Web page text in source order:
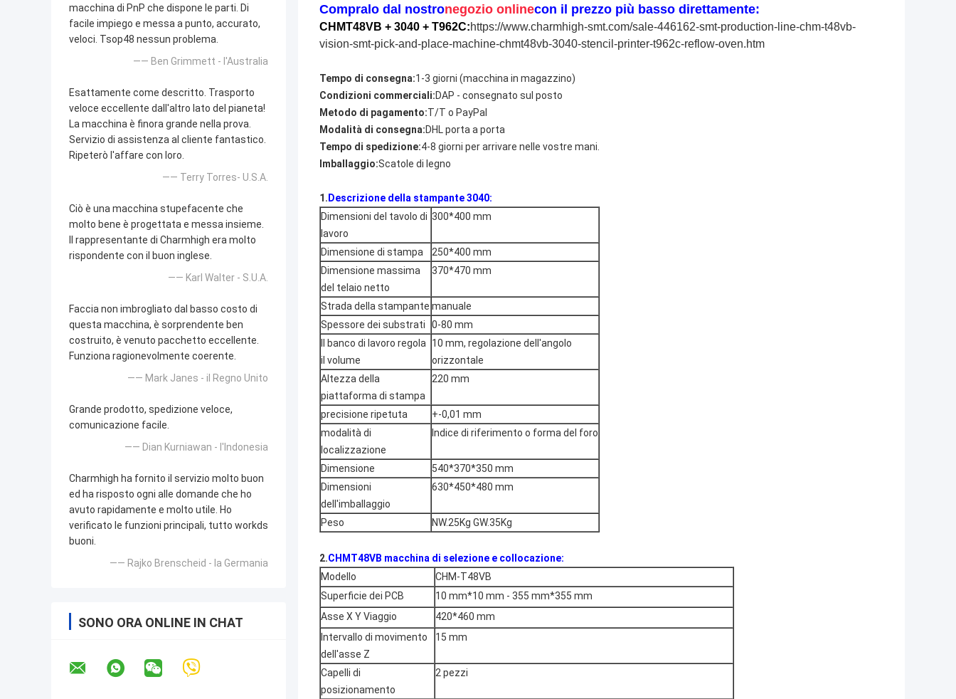
macchina di PnP che dispone le parti. Di
facile impiego e messa a punto, accurato,
veloci. Tsop48 nessun problema.
—— Ben Grimmett - l'Australia
Esattamente come descritto. Trasporto
veloce eccellente dall'altro lato del pianeta!
La macchina è finora grande nella prova.
Servizio di assistenza al cliente fantastico.
Ripeterò l'affare con loro.
—— Terry Torres- U.S.A.
Ciò è una macchina stupefacente che
molto bene è progettata e messa insieme.
Il rappresentante di Charmhigh era molto
rispondente con il buon inglese.
—— Karl Walter - S.U.A.
Faccia non imbrogliato dal basso costo di
questa macchina, è sorprendente ben
costruito, è venuto pacchetto eccellente.
Funziona ragionevolmente coerente.
—— Mark Janes - il Regno Unito
Grande prodotto, spedizione veloce,
comunicazione facile.
—— Dian Kurniawan - l'Indonesia
Charmhigh ha fornito il servizio molto buon
ed ha risposto ogni alle domande che ho
avuto rapidamente e molto utile. Ho
verificato le funzioni principali, tutto workds
buoni.
—— Rajko Brenscheid - la Germania
SONO ORA ONLINE IN CHAT
Compralo dal nostronegozio onlinecon il prezzo più basso direttamente:
CHMT48VB + 3040 + T962C:https://www.charmhigh-smt.com/sale-446162-smt-production-line-chm-t48vb-
vision-smt-pick-and-place-machine-chmt48vb-3040-stencil-printer-t962c-reflow-oven.htm
Tempo di consegna:1-3 giorni (macchina in magazzino)
Condizioni commerciali:DAP - consegnato sul posto
Metodo di pagamento:T/T o PayPal
Modalità di consegna:DHL porta a porta
Tempo di spedizione:4-8 giorni per arrivare nelle vostre mani.
Imballaggio:Scatole di legno
1. Descrizione della stampante 3040:
Dimensioni del tavolo di
lavoro
300*400 mm
Dimensione di stampa
250*400 mm
Dimensione massima
del telaio netto
370*470 mm
Strada della stampante manuale
Spessore dei substrati
0-80 mm
Il banco di lavoro regola
il volume
10 mm, regolazione dell'angolo
orizzontale
Altezza della
piattaforma di stampa
220 mm
precisione ripetuta
+-0,01 mm
modalità di
localizzazione
Indice di riferimento o forma del foro
Dimensione
540*370*350 mm
Dimensioni
dell'imballaggio
630*450*480 mm
Peso NW.25Kg GW.35Kg
2.CHMT48VB macchina di selezione e collocazione:
Modello
CHM-T48VB
Superficie dei PCB
10 mm*10 mm - 355 mm*355 mm
Asse X Y Viaggio
420*460 mm
Intervallo di movimento
dell'asse Z
15 mm
Capelli di
posizionamento
2 pezzi